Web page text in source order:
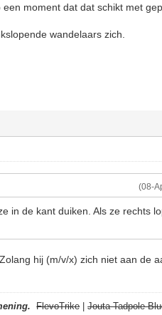
moment dat dat schikt met
wandelaars zich.
(08-
in de kant duiken. Als ze rechts
hij (m/v/x) zich niet aan de
FlevoTrike|Jouta Tadpole